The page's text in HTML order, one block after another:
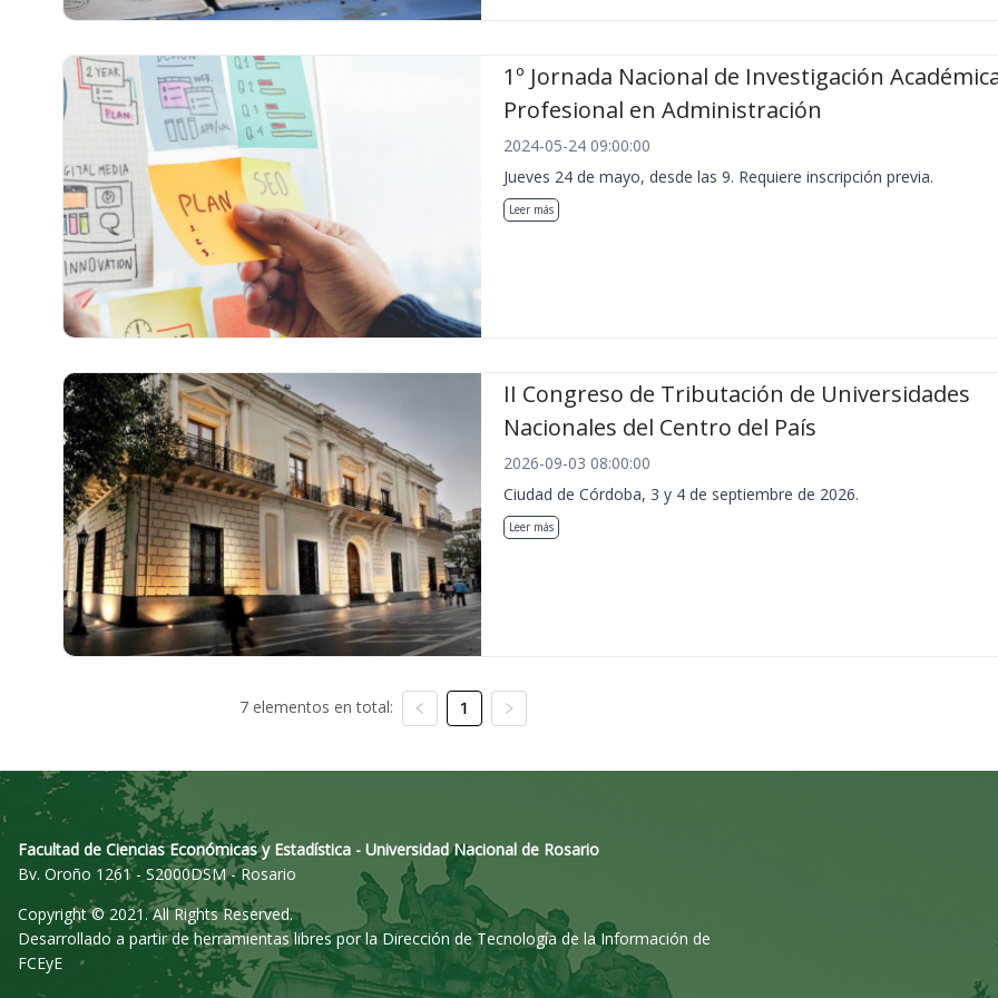
1º Jornada Nacional de Investigación
Profesional en Administración
2024-05-24 09:00:00
Jueves 24 de mayo, desde las 9. Requiere inscripción previa.
Leer más
II Congreso de Tributación de Universidades
Nacionales del Centro del País
2026-09-03 08:00:00
Ciudad de Córdoba, 3 y 4 de septiembre de 2026.
Leer más
7 elementos en total: 1
Facultad de Ciencias Económicas y Estadística - Universidad Nacional de Rosario
Bv. Oroño 1261 - S2000DSM - Rosario
Copyright © 2021. All Rights Reserved.
Desarrollado a partir de herramientas libres por la Dirección de Tecnología de la Información de
FCEyE